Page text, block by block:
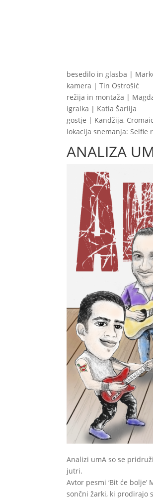
besedilo in glasba |
kamera | Tin Ostrošić
režija in montaža |
igralka | Katia Šarlija
gostje | Kandžija,
lokacija snemanja: Selfie
ANALIZA
Analizi umA so se
jutri.
Avtor pesmi ‘Bit će
sončni žarki, ki prodirajo